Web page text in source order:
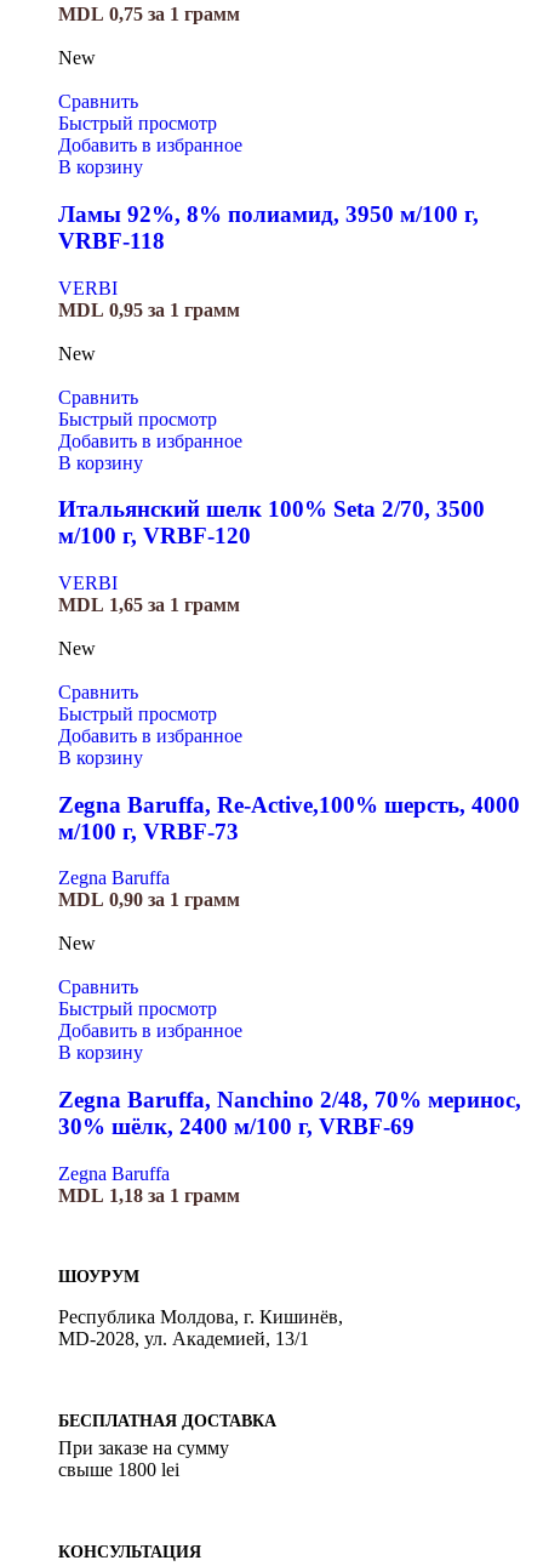
MDL 0,75 за 1 грамм
New
Сравнить
Быстрый просмотр
Добавить в избранное
В корзину
Ламы 92%, 8% полиамид, 3950 м/100 г,
VRBF-118
VERBI
MDL 0,95 за 1 грамм
New
Сравнить
Быстрый просмотр
Добавить в избранное
В корзину
Итальянский шелк 100% Seta 2/70, 3500
м/100 г, VRBF-120
VERBI
MDL 1,65 за 1 грамм
New
Сравнить
Быстрый просмотр
Добавить в избранное
В корзину
Zegna Baruffa, Re-Active,100% шерсть, 4000
м/100 г, VRBF-73
Zegna Baruffa
MDL 0,90 за 1 грамм
New
Сравнить
Быстрый просмотр
Добавить в избранное
В корзину
Zegna Baruffa, Nanchino 2/48, 70% меринос,
30% шёлк, 2400 м/100 г, VRBF-69
Zegna Baruffa
MDL 1,18 за 1 грамм
ШОУРУМ
Республика Молдова, г. Кишинёв,
MD-2028, ул. Академией, 13/1
БЕСПЛАТНАЯ ДОСТАВКА
При заказе на сумму
свыше 1800 lei
КОНСУЛЬТАЦИЯ